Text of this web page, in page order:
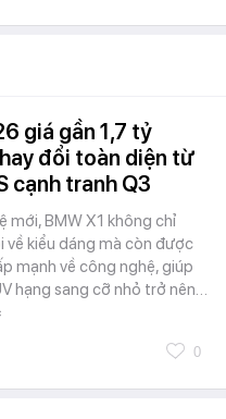
giá gần 1,7 tỷ
đổi toàn diện từ
cạnh tranh Q3
mới, BMW X1 không chỉ
về kiểu dáng mà còn được
mạnh về công nghệ, giúp
hạng sang cỡ nhỏ trở nên…
0